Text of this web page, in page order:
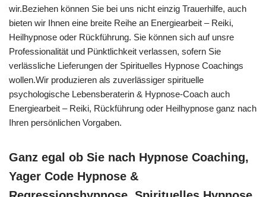
wir.Beziehen können Sie bei uns nicht einzig Trauerhilfe, auch
bieten wir Ihnen eine breite Reihe an Energiearbeit – Reiki,
Heilhypnose oder Rückführung. Sie können sich auf unsre
Professionalität und Pünktlichkeit verlassen, sofern Sie
verlässliche Lieferungen der Spirituelles Hypnose Coachings
wollen.Wir produzieren als zuverlässiger spirituelle
psychologische Lebensberaterin & Hypnose-Coach auch
Energiearbeit – Reiki, Rückführung oder Heilhypnose ganz nach
Ihren persönlichen Vorgaben.
Ganz egal ob Sie nach Hypnose Coaching,
Yager Code Hypnose &